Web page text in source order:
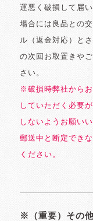
運悪く破損して届
場合には良品との
ル（返金対応）と
の次回お取置きや
さい。
※破損時弊社から
していただく必要
しないようお願い
郵送中と断定でき
ください。
※（重要）その